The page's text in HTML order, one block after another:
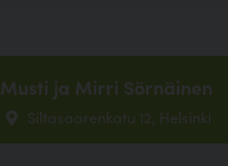
Musti ja Mirri Sörnäinen
Siltasaarenkatu 12, Helsinki